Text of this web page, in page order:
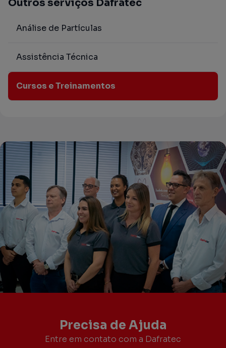
Outros serviços Dafratec
Análise de Partículas
Assistência Técnica
Cursos e Treinamentos
Precisa de Ajuda
Entre em contato com a Dafratec